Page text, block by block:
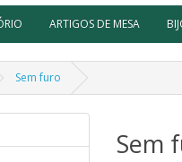
ARTIGOS DE MESA
Sem furo
Sem